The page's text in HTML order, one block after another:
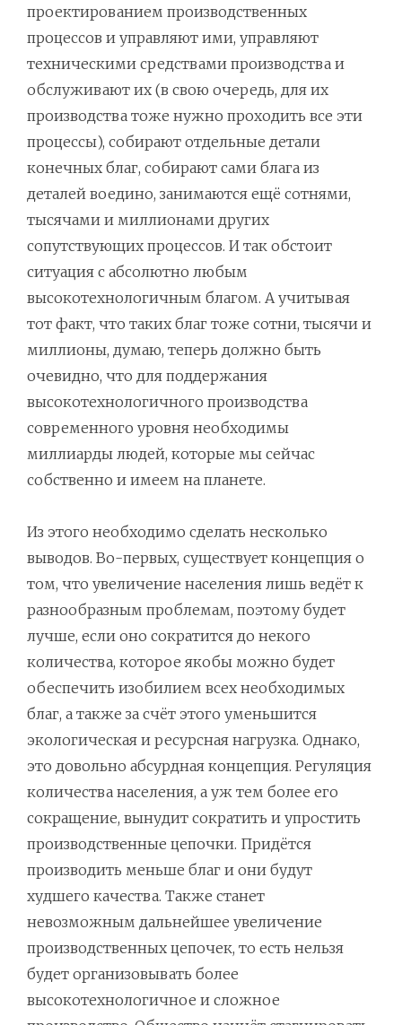
проектированием производственных
процессов и управляют ими, управляют
техническими средствами производства и
обслуживают их (в свою очередь, для их
производства тоже нужно проходить все эти
процессы), собирают отдельные детали
конечных благ, собирают сами блага из
деталей воедино, занимаются ещё сотнями,
тысячами и миллионами других
сопутствующих процессов. И так обстоит
ситуация с абсолютно любым
высокотехнологичным благом. А учитывая
тот факт, что таких благ тоже сотни, тысячи и
миллионы, думаю, теперь должно быть
очевидно, что для поддержания
высокотехнологичного производства
современного уровня необходимы
миллиарды людей, которые мы сейчас
собственно и имеем на планете.
Из этого необходимо сделать несколько
выводов. Во-первых, существует концепция о
том, что увеличение населения лишь ведёт к
разнообразным проблемам, поэтому будет
лучше, если оно сократится до некого
количества, которое якобы можно будет
обеспечить изобилием всех необходимых
благ, а также за счёт этого уменьшится
экологическая и ресурсная нагрузка. Однако,
это довольно абсурдная концепция. Регуляция
количества населения, а уж тем более его
сокращение, вынудит сократить и упростить
производственные цепочки. Придётся
производить меньше благ и они будут
худшего качества. Также станет
невозможным дальнейшее увеличение
производственных цепочек, то есть нельзя
будет организовывать более
высокотехнологичное и сложное